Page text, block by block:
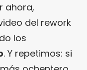
ahora,
del rework
los
. Y repetimos: si